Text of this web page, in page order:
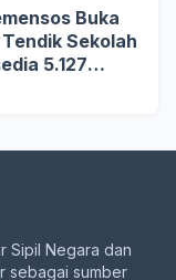
Buka
Sekolah
5.127
dan
Sipil Negara dan
sebagai sumber